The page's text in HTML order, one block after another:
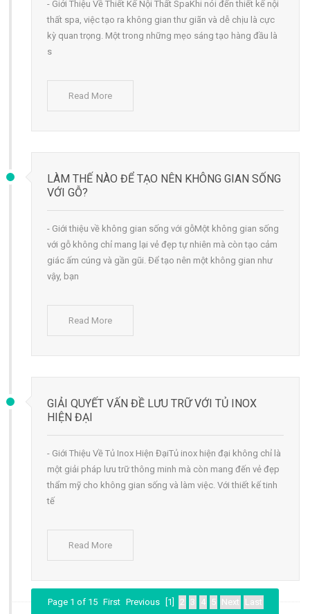
- Giới Thiệu Về Thiết Kế Nội Thất SpaKhi nói đến thiết kế nội
thất spa, việc tạo ra không gian thư giãn và dễ chịu là cực
kỳ quan trọng. Một trong những mẹo sáng tạo hàng đầu là
s
Read More
LÀM THẾ NÀO ĐỂ TẠO NÊN KHÔNG GIAN SỐNG
VỚI GỖ?
- Giới thiệu về không gian sống với gỗMột không gian sống
với gỗ không chỉ mang lại vẻ đẹp tự nhiên mà còn tạo cảm
giác ấm cúng và gần gũi. Để tạo nên một không gian như
vậy, bạn
Read More
GIẢI QUYẾT VẤN ĐỀ LƯU TRỮ VỚI TỦ INOX
HIỆN ĐẠI
- Giới Thiệu Về Tủ Inox Hiện ĐạiTủ inox hiện đại không chỉ là
một giải pháp lưu trữ thông minh mà còn mang đến vẻ đẹp
thẩm mỹ cho không gian sống và làm việc. Với thiết kế tinh
tế
Read More
Page 1 of 15 First Previous [1] 2 3 4 5 Next Last